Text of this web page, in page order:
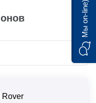
Rover
Мы on-line)